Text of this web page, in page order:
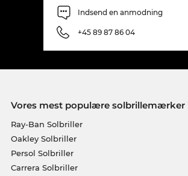
Indsend en anmodning
+45 89 87 86 04
Vores mest populære solbrillemærker
Ray-Ban Solbriller
Oakley Solbriller
Persol Solbriller
Carrera Solbriller